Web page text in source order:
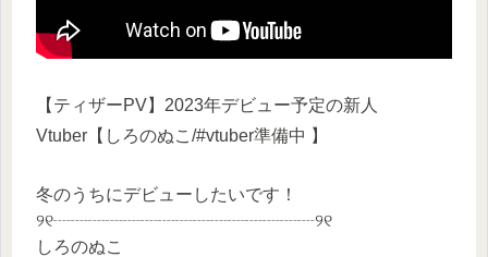
【ティザーPV】2023年デビュー予定の新人
Vtuber【しろのぬこ/#vtuber準備中 】
冬のうちにデビューしたいです！
୨୧┈┈┈┈┈┈┈┈┈┈┈┈┈┈┈୨୧
しろのぬこ